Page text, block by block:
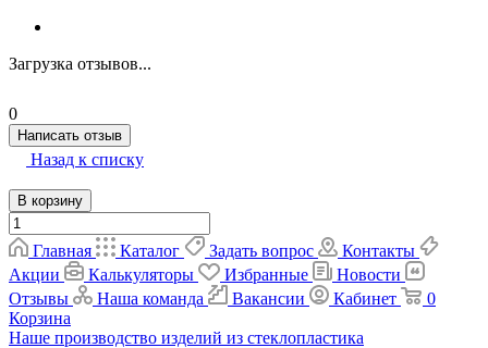
Загрузка отзывов...
0
Написать отзыв
Назад к списку
В корзину
Главная Каталог Задать вопрос
Контакты
Акции
Калькуляторы Избранные
Новости
Отзывы
Наша команда Вакансии Кабинет
0
Корзина
Наше производство изделий из стеклопластика